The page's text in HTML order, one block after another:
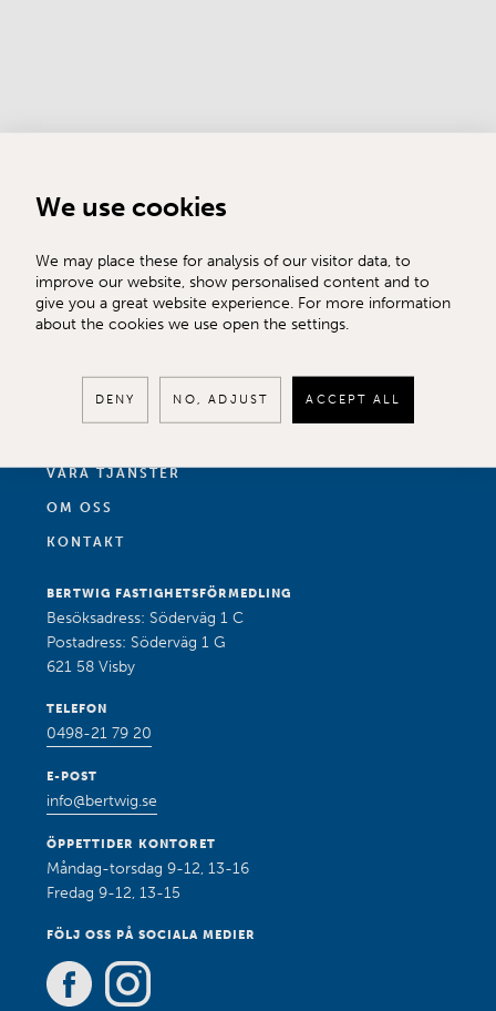
SÄLJA
VÅRA TJÄNSTER
OM OSS
KONTAKT
BERTWIG FASTIGHETSFÖRMEDLING
Besöksadress: Söderväg 1 C
Postadress: Söderväg 1 G
621 58 Visby
TELEFON
0498-21 79 20
E-POST
info@bertwig.se
ÖPPETTIDER KONTORET
Måndag-torsdag 9-12, 13-16
Fredag 9-12, 13-15
FÖLJ OSS PÅ SOCIALA MEDIER
We use cookies
We may place these for analysis of our visitor data, to
improve our website, show personalised content and to
give you a great website experience. For more information
about the cookies we use open the settings.
DENY NO, ADJUST ACCEPT ALL